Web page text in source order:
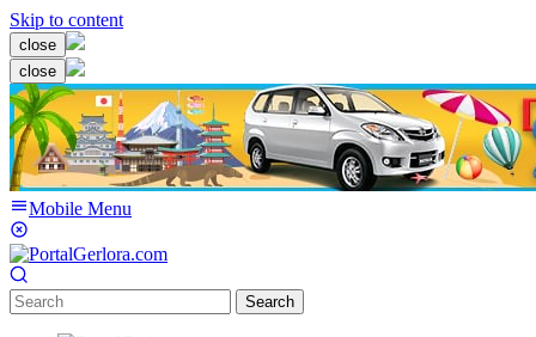
Skip to content
close
close
Mobile Menu
Search